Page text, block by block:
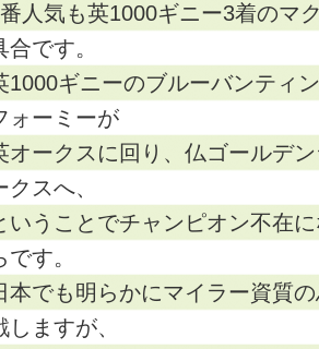
人気も英1000ギニー3着のマ
合です。
1000ギニーのブルーバンティ
ォーミーが
オークスに回り、仏ゴールデ
クスへ、
いうことでチャンピオン不在
です。
本でも明らかにマイラー資質
しますが、